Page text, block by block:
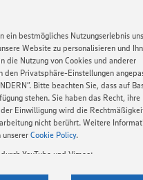
ein bestmögliches Nutzungserlebnis
Website zu personalisieren und
die Nutzung von Cookies und anderer
Privatsphäre-Einstellungen
Bitte beachten Sie, dass auf
stehen. Sie haben das Recht, ihre
Einwilligung wird die
nicht berührt. Weitere
unserer Cookie Policy.
YouTube und Vimeo:
Vimeo ein. Wenn Sie auf „Zustimmen”
Raum für die sehr gute
bekannt. So
bereits jetzt auf der
Interessierte können sich
Talente-Challenge der
stattfindenden
Berufsalltag und